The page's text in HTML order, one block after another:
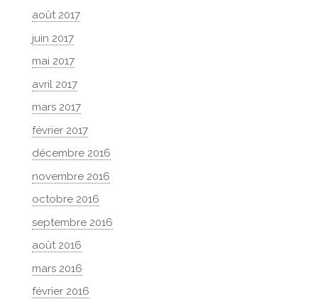
août 2017
juin 2017
mai 2017
avril 2017
mars 2017
février 2017
décembre 2016
novembre 2016
octobre 2016
septembre 2016
août 2016
mars 2016
février 2016